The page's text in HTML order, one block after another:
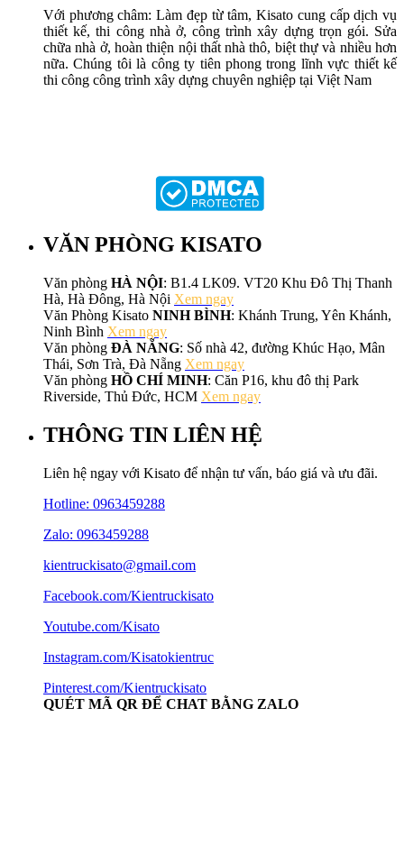
Với phương châm: Làm đẹp từ tâm, Kisato cung cấp dịch vụ
thiết kế, thi công nhà ở, công trình xây dựng trọn gói. Sửa
chữa nhà ở, hoàn thiện nội thất nhà thô, biệt thự và nhiều hơn
nữa. Chúng tôi là công ty tiên phong trong lĩnh vực thiết kế
thi công công trình xây dựng chuyên nghiệp tại Việt Nam
VĂN PHÒNG KISATO
Văn phòng HÀ NỘI: B1.4 LK09. VT20 Khu Đô Thị Thanh
Hà, Hà Đông, Hà Nội Xem ngay
Văn Phòng Kisato NINH BÌNH: Khánh Trung, Yên Khánh,
Ninh Bình Xem ngay
Văn phòng ĐÀ NẴNG: Số nhà 42, đường Khúc Hạo, Mân
Thái, Sơn Trà, Đà Nẵng Xem ngay
Văn phòng HỒ CHÍ MINH: Căn P16, khu đô thị Park
Riverside, Thủ Đức, HCM Xem ngay
THÔNG TIN LIÊN HỆ
Liên hệ ngay với Kisato để nhận tư vấn, báo giá và ưu đãi.
Hotline: 0963459288
Zalo: 0963459288
kientruckisato@gmail.com
Facebook.com/Kientruckisato
Youtube.com/Kisato
Instagram.com/Kisatokientruc
Pinterest.com/Kientruckisato
QUÉT MÃ QR ĐỂ CHAT BẰNG ZALO